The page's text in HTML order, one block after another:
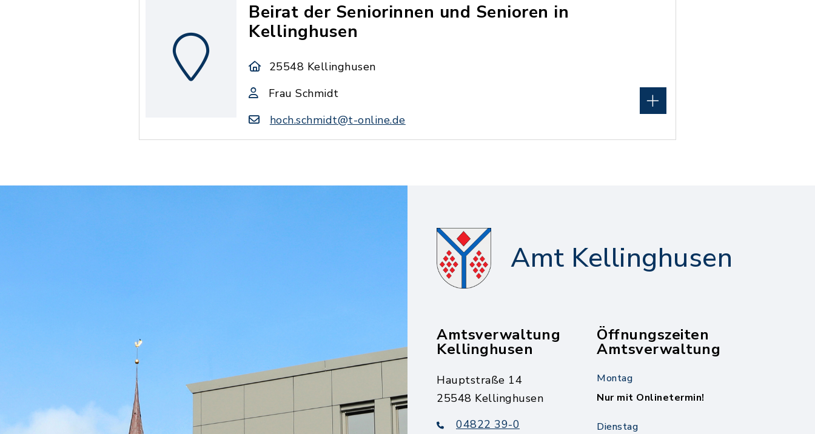
Beirat der Seniorinnen und Senioren in
Kellinghusen
25548 Kellinghusen
Frau Schmidt
hoch.schmidt@t-online.de
Amt Kellinghusen
Amtsverwaltung
Kellinghusen
Hauptstraße 14
25548 Kellinghusen
04822 39-0
Öffnungszeiten
Amtsverwaltung
Montag
Nur mit Onlinetermin!
Dienstag